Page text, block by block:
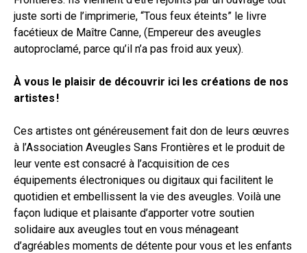
juste sorti de l’imprimerie, “Tous feux éteints” le livre
facétieux de Maître Canne, (Empereur des aveugles
autoproclamé, parce qu’il n’a pas froid aux yeux).
À vous le plaisir de découvrir ici les créations de nos
artistes !
Ces artistes ont généreusement fait don de leurs œuvres
à l’Association Aveugles Sans Frontières et le produit de
leur vente est consacré à l’acquisition de ces
équipements électroniques ou digitaux qui facilitent le
quotidien et embellissent la vie des aveugles. Voilà une
façon ludique et plaisante d’apporter votre soutien
solidaire aux aveugles tout en vous ménageant
d’agréables moments de détente pour vous et les enfants